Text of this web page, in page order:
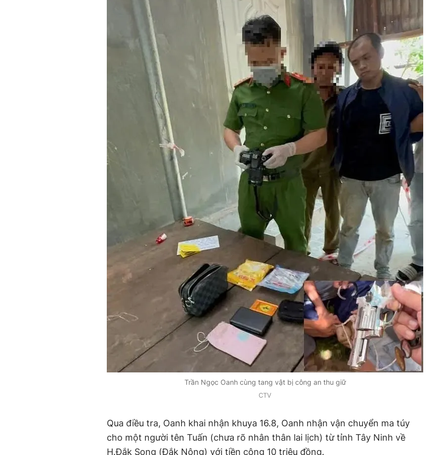
Trần Ngọc Oanh cùng tang vật bị công an thu giữ
CTV
Qua điều tra, Oanh khai nhận khuya 16.8, Oanh nhận vận chuyển ma túy
cho một người tên Tuấn (chưa rõ nhân thân lai lịch) từ tỉnh Tây Ninh về
H.Đắk Song (Đắk Nông) với tiền công 10 triệu đồng.